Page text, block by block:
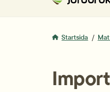
Startsida